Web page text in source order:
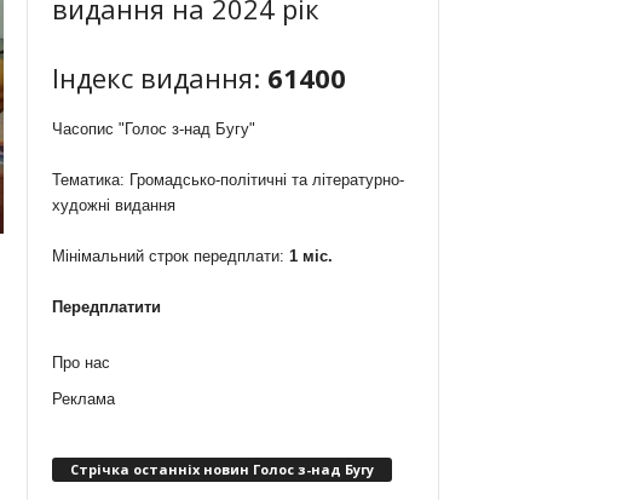
видання на 2024 рік
Індекс видання: 61400
Часопис "Голос з-над Бугу"
Тематика: Громадсько-політичні та літературно-
художні видання
Мінімальний строк передплати: 1 міс.
Передплатити
Про нас
Реклама
Стрічка останніх новин Голос з-над Бугу